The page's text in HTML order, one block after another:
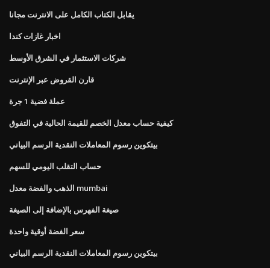
يقابل الكتاب الكامل على الانترنت مجانا
اخبار غازات كندا
شركات الاستثمار في الشرق الأوسط
قارن القروض عبر الإنترنت
عملة فضية 1 جرة
كيفية حساب معدل الخصم للقيمة الحالية في التفوق
بيتكوين رسوم المعاملات النقدية الرسم البياني
حساب التقلب اليومي للسهم
الذهب والفضة معدل mumbai
صيغة الفهرس بالإضافة إلى الصيغة
سعر الفضة أوقية واحدة
بيتكوين رسوم المعاملات النقدية الرسم البياني